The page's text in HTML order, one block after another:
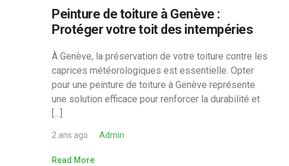
Peinture de toiture à Genève :
Protéger votre toit des intempéries
À Genève, la préservation de votre toiture contre les
caprices météorologiques est essentielle. Opter
pour une peinture de toiture à Genève représente
une solution efficace pour renforcer la durabilité et
[…]
2 ans ago Admin
Read More